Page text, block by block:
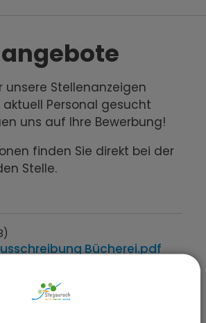
unsere Stellenanzeigen
Personal gesucht
uns auf Ihre Bewerbung!
finden Sie direkt bei der
Stelle.
Bücherei.pdf